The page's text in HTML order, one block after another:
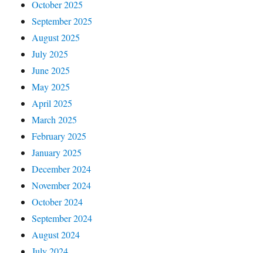
October 2025
September 2025
August 2025
July 2025
June 2025
May 2025
April 2025
March 2025
February 2025
January 2025
December 2024
November 2024
October 2024
September 2024
August 2024